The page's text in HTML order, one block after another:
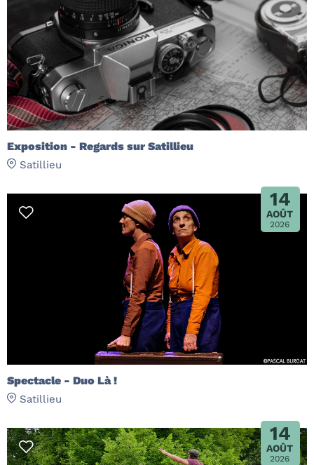
Exposition - Regards sur Satillieu
Satillieu
14
AOÛT
2026
Spectacle - Duo Là !
Satillieu
14
AOÛT
2026